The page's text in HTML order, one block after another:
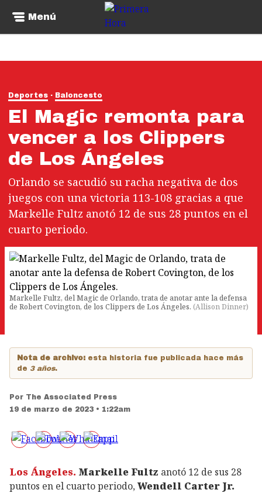
Menú
Deportes Baloncesto
El Magic remonta para
vencer a los Clippers
de Los Ángeles
Orlando se sacudió su racha negativa de dos
juegos con una victoria 113-108 gracias a que
Markelle Fultz anotó 12 de sus 28 puntos en el
cuarto periodo.
Markelle Fultz, del Magic de Orlando, trata de anotar ante la defensa
de Robert Covington, de los Clippers de Los Ángeles. (Allison Dinner)
Nota de archivo: esta historia fue publicada hace más
de 3 años.
Por The Associated Press
19 de marzo de 2023 • 1:22am
Los Ángeles. Markelle Fultz anotó 12 de sus 28
puntos en el cuarto periodo,Wendell Carter Jr.